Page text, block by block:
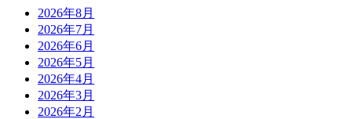
2026年8月
2026年7月
2026年6月
2026年5月
2026年4月
2026年3月
2026年2月